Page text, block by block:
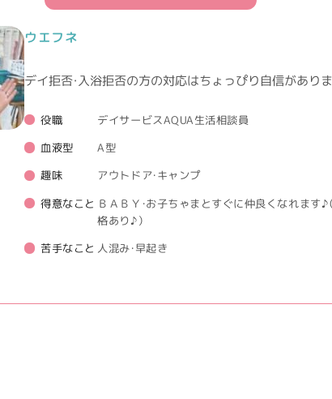
ウエフネ
デイ拒否・入浴拒否の方の対応はちょっぴり自信があり
役職 デイサービスAQUA生活相談員
血液型 A型
趣味 アウトドア・キャンプ
得意なこと
ＢＡＢＹ・お子ちゃまとすぐに仲良くなれます♪
格あり♪）
苦手なこと 人混み・早起き